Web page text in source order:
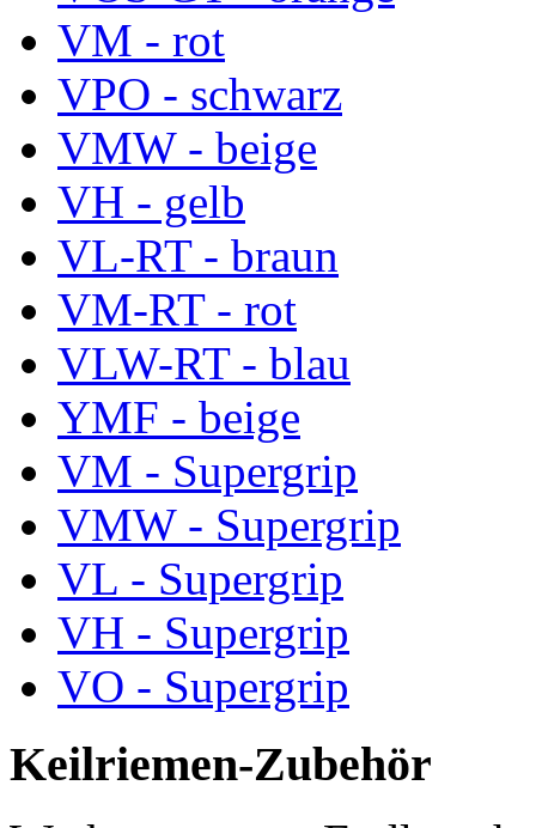
VM - rot
VPO - schwarz
VMW - beige
VH - gelb
VL-RT - braun
VM-RT - rot
VLW-RT - blau
YMF - beige
VM - Supergrip
VMW - Supergrip
VL - Supergrip
VH - Supergrip
VO - Supergrip
Keilriemen-Zubehör